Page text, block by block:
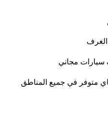
مجاني
متوفر في جميع المناطق